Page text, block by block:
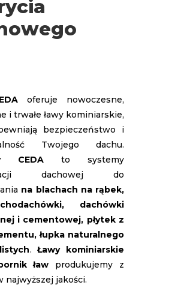
oferuje nowoczesne,
i trwałe ławy kominiarskie,
bezpieczeństwo i
Twojego dachu.
CEDAto systemy
dachowej do
na blachach na rąbek,
dachówki
i cementowej, płytek z
łupka naturalnego
.Ławy kominiarskie
ław produkujemy z
najwyższej jakości.